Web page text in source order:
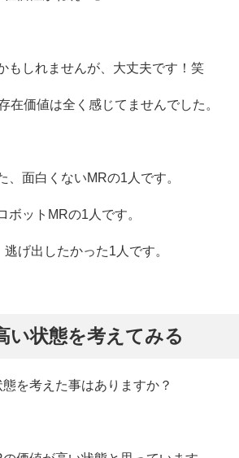
もしれませんが、大丈夫です！笑
在価値は全く感じてませんでした。
面白くないMRの1人です。
ットMRの1人です。
げ出したかった1人です。
い状態を考えてみる
を考えた事はありますか？